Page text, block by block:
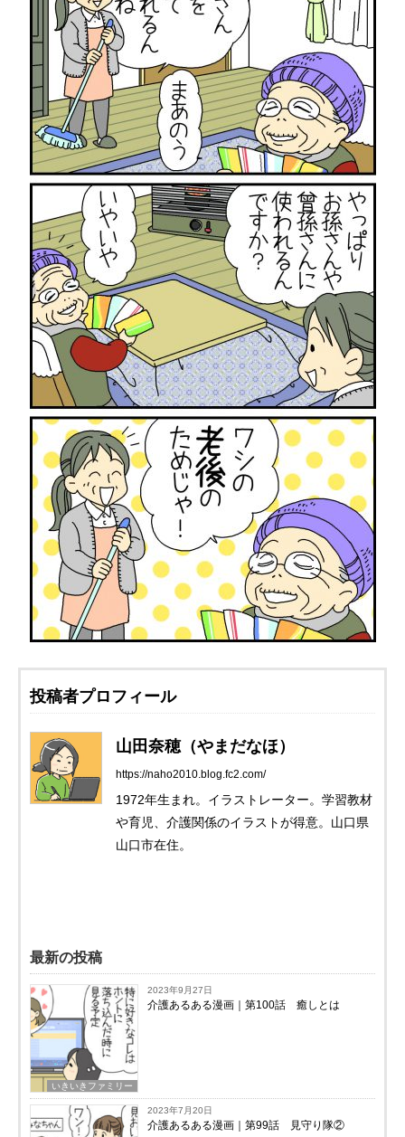
投稿者プロフィール
山田奈穂（やまだなほ）
https://naho2010.blog.fc2.com/
1972年生まれ。イラストレーター。学習教材
や育児、介護関係のイラストが得意。山口県
山口市在住。
最新の投稿
いきいきファミリー
2023年9月27日
介護あるある漫画｜第100話 癒しとは
2023年7月20日
介護あるある漫画｜第99話 見守り隊②